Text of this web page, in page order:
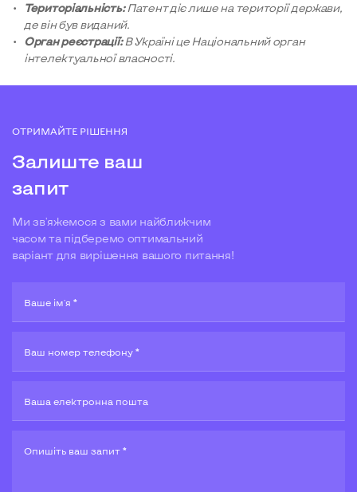
Територіальність:Патент діє лише на території держави,
де він був виданий.
Орган реєстрації:В Україні це Національний орган
інтелектуальної власності.
ОТРИМАЙТЕ РІШЕННЯ
Залиште ваш
запит
Ми зв'яжемося з вами найближчим
часом та підберемо оптимальний
варіант для вирішення вашого питання!
Ваше ім'я *
Ваш номер телефону *
Ваша електронна пошта
Опишiть ваш запит *